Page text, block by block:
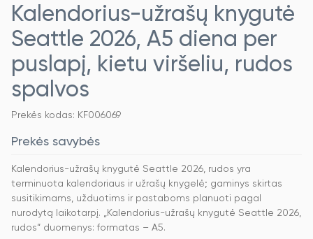
Kalendorius-užrašų knygutė
Seattle 2026, A5 diena per
puslapį, kietu viršeliu, rudos
spalvos
Prekės kodas: KF006069
Prekės savybės
Kalendorius-užrašų knygutė Seattle 2026, rudos yra
terminuota kalendoriaus ir užrašų knygelė; gaminys skirtas
susitikimams, užduotims ir pastaboms planuoti pagal
nurodytą laikotarpį. „Kalendorius-užrašų knygutė Seattle 2026,
rudos“ duomenys: formatas – A5.